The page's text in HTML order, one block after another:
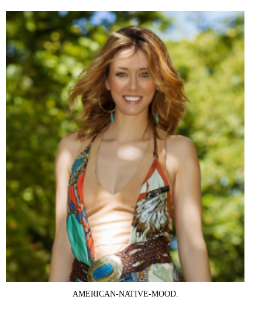
AMERICAN-NATIVE-MOOD.